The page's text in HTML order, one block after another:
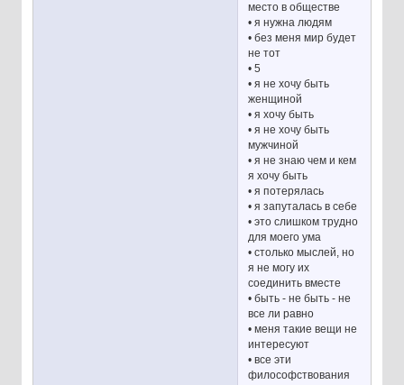
место в обществе
• я нужна людям
• без меня мир будет
не тот
• 5
• я не хочу быть
женщиной
• я хочу быть
• я не хочу быть
мужчиной
• я не знаю чем и кем
я хочу быть
• я потерялась
• я запуталась в себе
• это слишком трудно
для моего ума
• столько мыслей, но
я не могу их
соединить вместе
• быть - не быть - не
все ли равно
• меня такие вещи не
интересуют
• все эти
философствования